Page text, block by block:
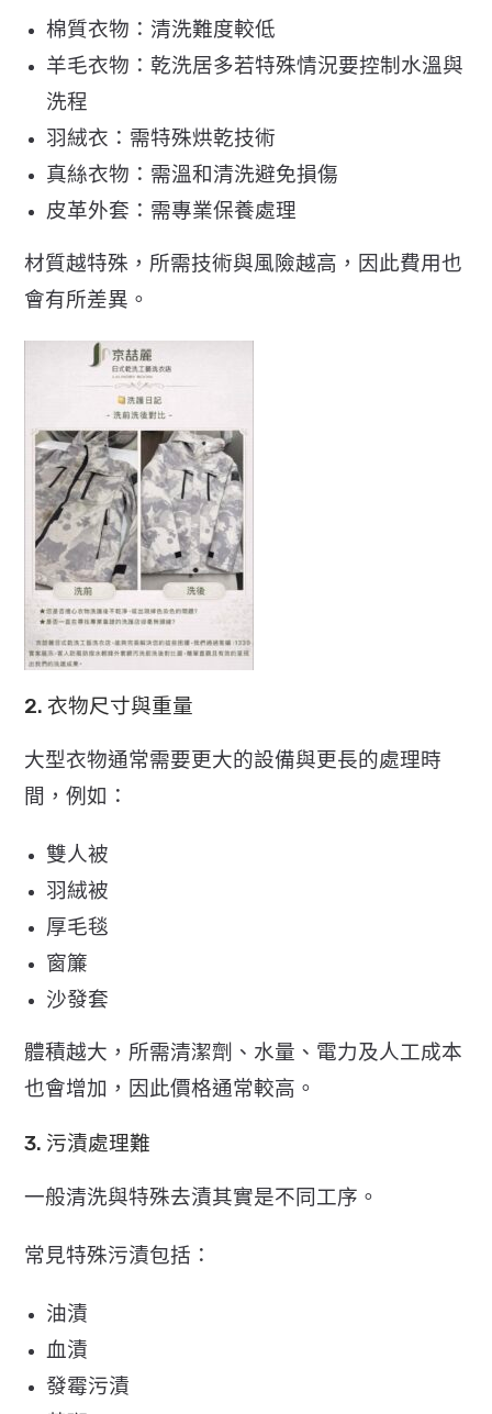
棉質衣物：清洗難度較低
羊毛衣物：乾洗居多若特殊情況要控制水溫與
洗程
羽絨衣：需特殊烘乾技術
真絲衣物：需溫和清洗避免損傷
皮革外套：需專業保養處理
材質越特殊，所需技術與風險越高，因此費用也
會有所差異。
2. 衣物尺寸與重量
大型衣物通常需要更大的設備與更長的處理時
間，例如：
雙人被
羽絨被
厚毛毯
窗簾
沙發套
體積越大，所需清潔劑、水量、電力及人工成本
也會增加， 因此價格通常較高。
3. 污漬處理難
一般清洗與特殊去漬其實是不同工序。
常見特殊污漬包括：
油漬
血漬
發霉污漬